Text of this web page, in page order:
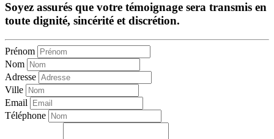
Soyez assurés que votre témoignage sera transmis en
toute dignité, sincérité et discrétion.
Prénom
Nom
Adresse
Ville
Email
Téléphone